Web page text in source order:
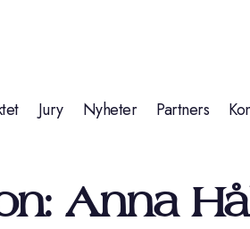
Jury Nyheter Partners
Anna